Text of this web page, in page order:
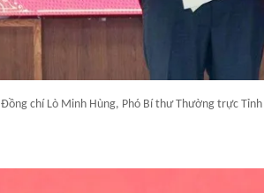
Đồng chí Lò Minh Hùng, Phó Bí thư Thường trực